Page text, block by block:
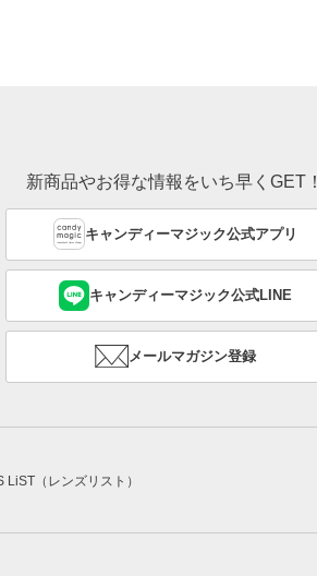
新商品やお得な情報をいち早くGET！
キャンディーマジック公式アプリ
キャンディーマジック公式LINE
メールマガジン登録
（レンズリスト）